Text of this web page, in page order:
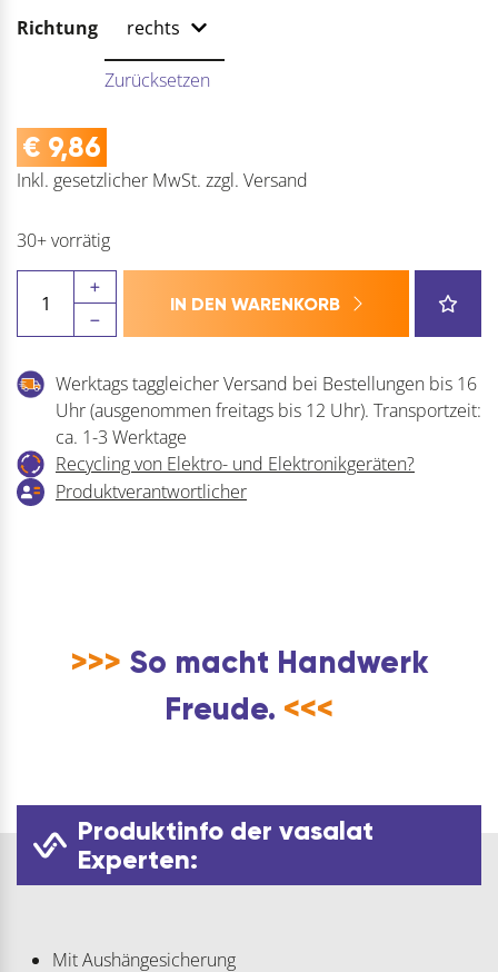
Richtung
Zurücksetzen
€ 9,86
Inkl. gesetzlicher MwSt. zzgl. Versand
30+ vorrätig
Schrankaufhänger
816AS
IN DEN WARENKORB
Werktags taggleicher Versand bei Bestellungen bis 16
Uhr (ausgenommen freitags bis 12 Uhr). Transportzeit:
ca. 1-3 Werktage
Recycling von Elektro- und Elektronikgeräten?
Produktverantwortlicher
>>> So macht Handwerk
Freude. <<<
Produktinfo der vasalat
Experten:
Mit Aushängesicherung